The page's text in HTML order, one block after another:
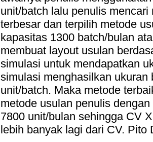
unit/batch lalu penulis
terbesar dan terpilih metode
kapasitas 1300 batch/bulan
membuat layout usulan
simulasi untuk mendapatkan
simulasi menghasilkan
unit/batch. Maka metode
metode usulan penulis
7800 unit/bulan sehingga CV
lebih banyak lagi dari CV. Pito